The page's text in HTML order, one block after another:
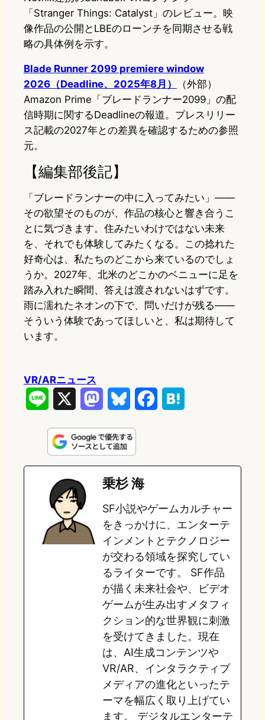
「Stranger Things: Catalyst」のレビュー。映
像作品の公開とLBEのローンチを同期させる戦
略の具体例を示す。
Blade Runner 2099 premiere window
2026（Deadline、2025年8月）
（外部）
Amazon Prime「ブレードランナー2099」の配
信時期に関するDeadlineの報道。プレスリリー
ス記載の2027年との差異を確認するための参照
元。
【編集部後記】
「ブレードランナーの中に入ってみたい」——
その欲望そのものが、作品の核心と響き合うこ
とに気づきます。住みたいわけではない未来
を、それでも体験してみたくなる。この捻れた
好奇心は、私たちのどこから来ているのでしょ
うか。2027年、北米のどこかのベニューに足を
踏み入れた瞬間、答えは渡されないはずです。
雨に濡れたネオンの下で、問いだけが残る——
そういう体験であってほしいと、私は期待して
います。
VR/ARニュース
n
e
s
t
o
d
o
n
u
e
s
k
y
e
o
o
k
e
a
乗杉 海
SF小説やゲームカルチャー
をきっかけに、エンターテ
インメントとテクノロジー
が交わる領域を探究してい
るライターです。 SF作品
が描く未来社会や、ビデオ
ゲームが生み出すメタフィ
クション的な世界観に刺激
を受けてきました。現在
は、AI生成コンテンツや
VR/AR、インタラクティブ
メディアの進化といったテ
ーマを幅広く取り上げてい
ます。 デジタルエンターテ